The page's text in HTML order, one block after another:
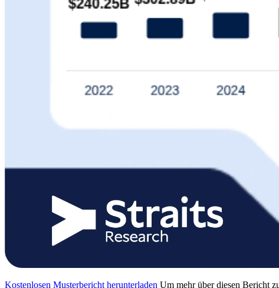
Kostenlosen Musterbericht herunterladen Um mehr über diesen Bericht